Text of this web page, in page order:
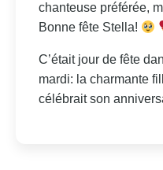
chanteuse préférée,
Bonne fête Stella!
C’était jour de fête
mardi: la charmante
célébrait son